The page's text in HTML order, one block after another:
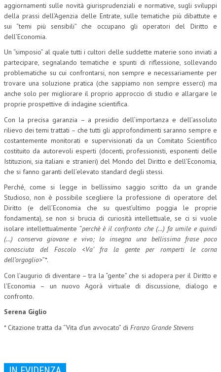
ARCHIVIO CORSI 2015
DIVENTA SOCIO
LA RIVISTA
LA RIVISTA
COMITATO SCIENTIFICO
COMITATO EDITORIALE
REDAZIONE
PEER REVIEW
AUTORI
COLLABORA CON NOI
CORPORATE SOCIAL RESPONSIBILITY
INTERNAZIONALIZZAZIONE
RISORSE UMANE
TREASURY IN FINANCIAL SERVICES
aggiornamenti sulle novità giurisprudenziali e normative, sugli sviluppi
della prassi dell’Agenzia delle Entrate, sulle tematiche più dibattute e
sui “temi più sensibili” che occupano gli operatori del Diritto e
dell’Economia.
Un “simposio” al quale tutti i cultori delle suddette materie sono inviati a
partecipare, segnalando tematiche e spunti di riflessione, sollevando
problematiche su cui confrontarsi, non sempre e necessariamente per
trovare una soluzione pratica (che sappiamo non sempre esserci) ma
anche solo per migliorare il proprio approccio di studio e allargare le
proprie prospettive di indagine scientifica.
Con la precisa garanzia – a presidio dell’importanza e dell’assoluto
rilievo dei temi trattati – che tutti gli approfondimenti saranno sempre e
costantemente monitorati e supervisionati da un Comitato Scientifico
costituito da autorevoli esperti (docenti, professionisti, esponenti delle
Istituzioni, sia italiani e stranieri) del Mondo del Diritto e dell’Economia,
che si fanno garanti dell’elevato standard degli stessi.
Perché, come si legge in bellissimo saggio scritto da un grande
Studioso, non è possibile scegliere la professione di operatore del
Diritto (e dell’Economia che su quest’ultimo poggia le proprie
fondamenta), se non si brucia di curiosità intellettuale, se ci si vuole
isolare intellettualmente “perchè è il confronto che (…) fa umile e quindi
(…) conserva giovane e vivo; lo insegna una bellissima frase poco
conosciuta del Foscolo <Va’ fra la gente per romperti le corna
dell’orgoglio>”*.
Con l’augurio di diventare – tra la “gente” che si adopera per il Diritto e
l’Economia – un nuovo Agorà virtuale di discussione, dialogo e
confronto.
Serena Giglio
* Citazione tratta da “Vita d’un avvocato” di Franzo Grande Stevens